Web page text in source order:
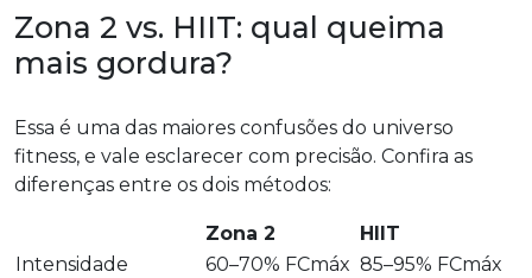
Zona 2 vs. HIIT: qual queima
mais gordura?
Essa é uma das maiores confusões do universo
fitness, e vale esclarecer com precisão. Confira as
diferenças entre os dois métodos:
Zona 2
HIIT
Intensidade
60–70% FCmáx 85–95% FCmáx